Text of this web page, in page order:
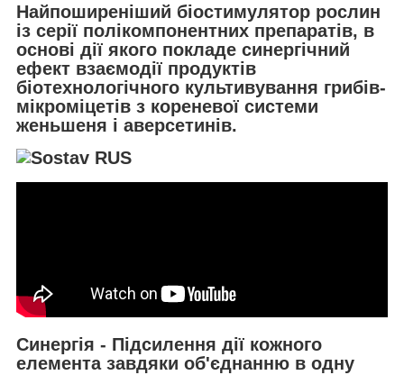
Найпоширеніший біостимулятор рослин
із серії полікомпонентних препаратів, в
основі дії якого покладе синергічний
ефект взаємодії продуктів
біотехнологічного культивування грибів-
мікроміцетів з кореневої системи
женьшеня і аверсетинів.
Синергія - Підсилення дії кожного
елемента завдяки об'єднанню в одну